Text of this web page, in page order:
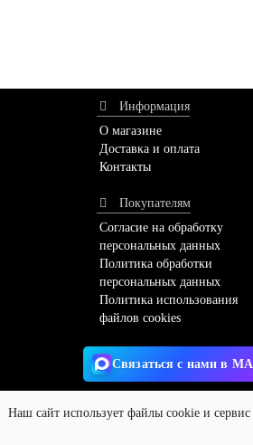
Заявка по акции
Информация
О магазине
Доставка и оплата
Контакты
Покупателям
Согласие на обработку
персональных данных
Политика обработки
персональных данных
Политика использования
файлов cookies
Связаться с нами в
Наш сайт использует файлы cookie и